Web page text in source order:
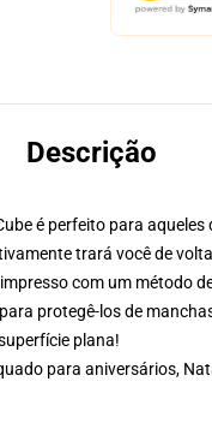
Descrição
é perfeito para
trará você de
com um método
protegê-los de
plana!
para aniversários,